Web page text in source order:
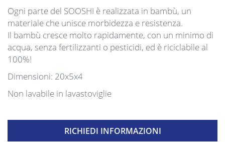
Ogni parte del SOOSHI è realizzata in bambù, un
materiale che unisce morbidezza e resistenza.
Il bambù cresce molto rapidamente, con un minimo di
acqua, senza fertilizzanti o pesticidi, ed è riciclabile al
100%!
Dimensioni: 20x5x4
Non lavabile in lavastoviglie
RICHIEDI INFORMAZIONI